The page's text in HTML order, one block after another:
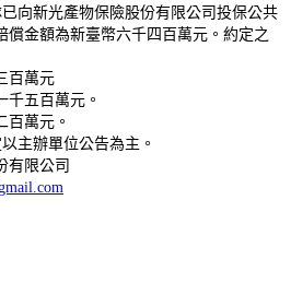
向新光產物保險股份有限公司投保公共
償金額為新臺幣六千四百萬元。約定之
百萬元
千五百萬元。
百萬元。
主辦單位公告為主。
有限公司